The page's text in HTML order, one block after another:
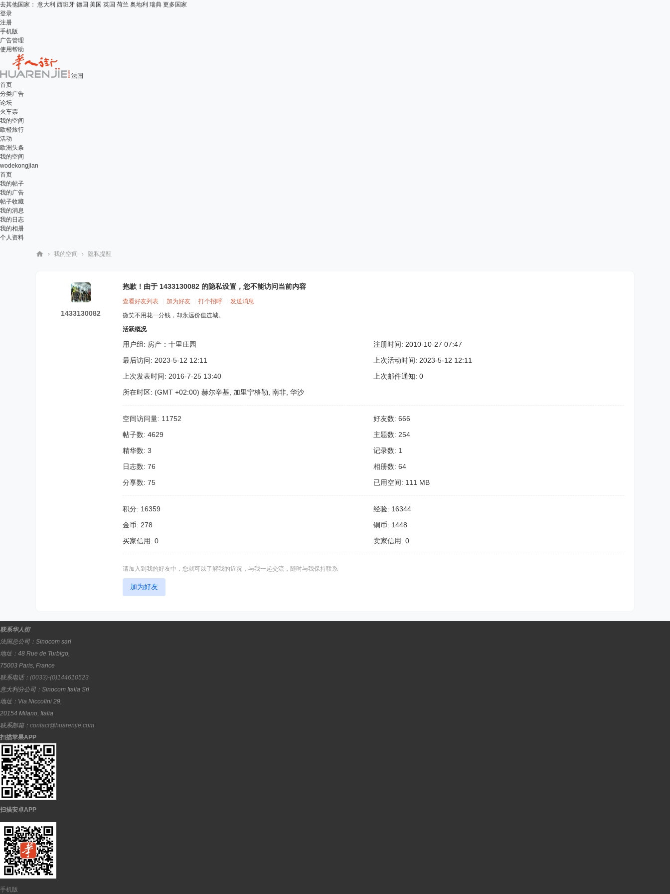
去其他国家： 意大利 西班牙 德国 美国 英国 荷兰 奥地利 瑞典 更多国家
登录
注册
手机版
广告管理
使用帮助
法国
首页
分类广告
论坛
火车票
我的空间
欧橙旅行
活动
欧洲头条
我的空间
wodekongjian
首页
我的帖子
我的广告
帖子收藏
我的消息
我的日志
我的相册
个人资料
› 我的空间 › 隐私提醒
1433130082
抱歉！由于 1433130082 的隐私设置，您不能访问当前内容
查看好友列表 加为好友 打个招呼
发送消息
微笑不用花一分钱，却永远价值连城。
活跃概况
用户组: 房产：十里庄园
注册时间: 2010-10-27 07:47
最后访问: 2023-5-12 12:11
上次活动时间: 2023-5-12 12:11
上次发表时间: 2016-7-25 13:40
上次邮件通知: 0
所在时区: (GMT +02:00) 赫尔辛基, 加里宁格勒, 南非, 华沙
空间访问量: 11752
好友数: 666
帖子数: 4629
主题数: 254
精华数: 3
记录数: 1
日志数: 76
相册数: 64
分享数: 75
已用空间: 111 MB
积分: 16359
经验: 16344
金币: 278
铜币: 1448
买家信用: 0
卖家信用: 0
请加入到我的好友中，您就可以了解我的近况，与我一起交流，随时与我保持联系
加为好友
联系华人街
法国总公司： Sinocom sarl
地址： 48 Rue de Turbigo,
75003 Paris, France
联系电话： (0033)-(0)144610523
意大利分公司： Sinocom Italia Srl
地址： Via Niccolini 29,
20154 Milano, Italia
联系邮箱： contact@huarenjie.com
扫描苹果APP
扫描安卓APP
手机版